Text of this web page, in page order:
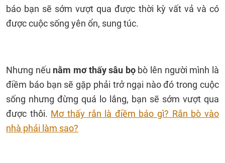
báo bạn sẽ sớm vượt qua được thời kỳ vất vả và có
được cuộc sống yên ổn, sung túc.
Nhưng nếu nằm mơ thấy sâu bọbò lên người mình là
điềm báo bạn sẽ gặp phải trở ngại nào đó trong cuộc
sống nhưng đừng quá lo lắng, bạn sẽ sớm vượt qua
được thôi. Mơ thấy rắn là điềm báo gì? Rắn bò vào
nhà phải làm sao?